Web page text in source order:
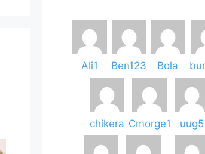
Ali1 Ben123 Bola
chikera Cmorge1 uug5